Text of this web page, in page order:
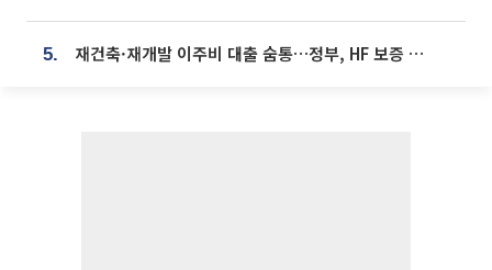
5. 재건축·재개발 이주비 대출 숨통…정부, HF 보증 신설 추진